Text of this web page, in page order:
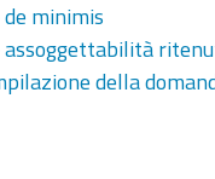
minimis
della